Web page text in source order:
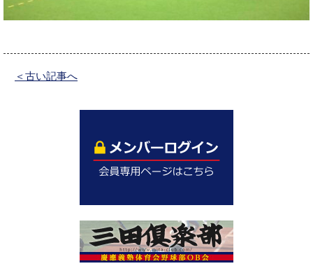
＜古い記事へ